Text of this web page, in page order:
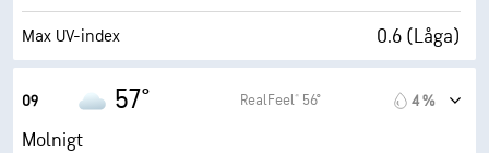
Sikt 6 eng. mil
Max UV-index 0.6 (Låga)
Fuktighet
09 57° RealFeel® 56° 4 %
Molnigt